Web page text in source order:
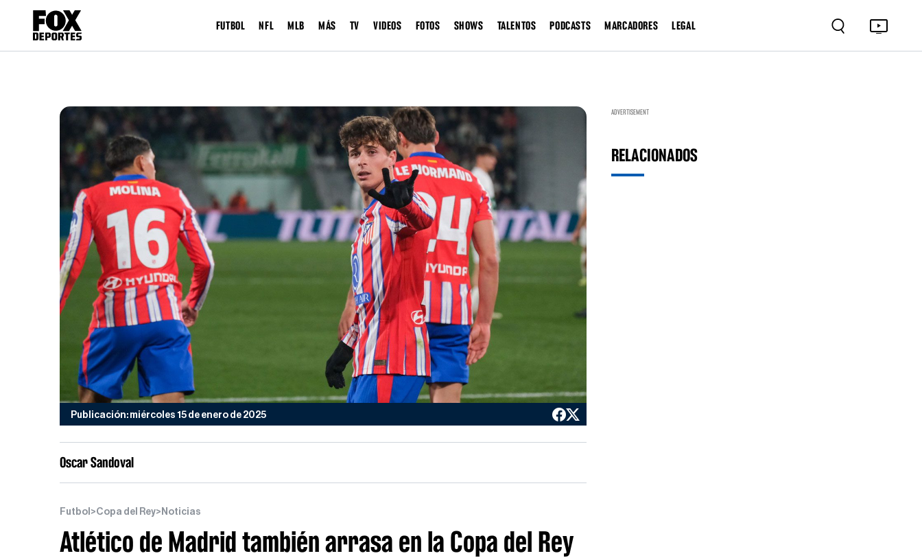
FUTBOL NFL MLB MÁS TV VIDEOS FOTOS SHOWS TALENTOS PODCASTS MARCADORES LEGAL
Publicación: miércoles 15 de enero de 2025
Oscar Sandoval
Futbol >Copa del Rey> Noticias
Atlético de Madrid también arrasa en la Copa del Rey
ADVERTISEMENT
RELACIONADOS